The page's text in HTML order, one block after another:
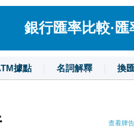
銀行匯率比較·
據點 名詞解釋 換
查看牌